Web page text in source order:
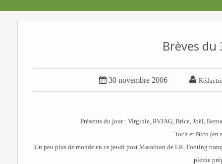
Brèves
 30 novembre 2006 
Présents du jour : Virginie, RVJAG, Brice, Joël,
Toch et Nico (en
Un peu plus de monde en ce jeudi post Marathon de LR. Footing
pleine